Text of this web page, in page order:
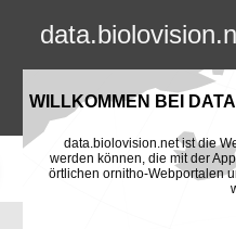
WILLKOMMEN BEI
data.biolovision.net ist die
werden können, die mit der
örtlichen ornitho-Webportalen